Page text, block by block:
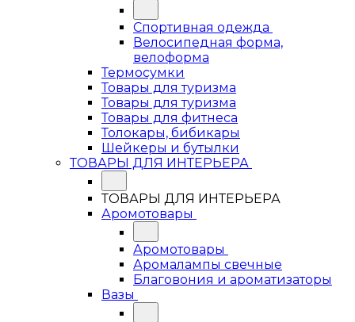
Спортивная одежда
Велосипедная форма,
велоформа
Термосумки
Товары для туризма
Товары для туризма
Товары для фитнеса
Толокары, бибикары
Шейкеры и бутылки
ТОВАРЫ ДЛЯ ИНТЕРЬЕРА
ТОВАРЫ ДЛЯ ИНТЕРЬЕРА
Аромотовары
Аромотовары
Аромалампы свечные
Благовония и ароматизаторы
Вазы